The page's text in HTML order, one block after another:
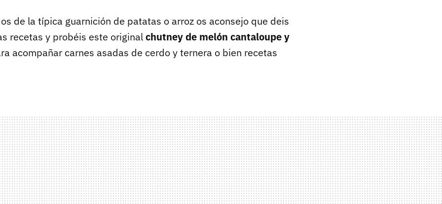
de la típica guarnición de patatas o arroz os aconsejo que deis
recetas y probéis este originalchutney de melón cantaloupe y
acompañar carnes asadas de cerdo y ternera o bien recetas